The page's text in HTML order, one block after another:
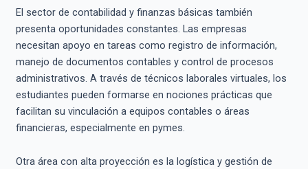
El sector de contabilidad y finanzas básicas también
presenta oportunidades constantes. Las empresas
necesitan apoyo en tareas como registro de información,
manejo de documentos contables y control de procesos
administrativos. A través de técnicos laborales virtuales, los
estudiantes pueden formarse en nociones prácticas que
facilitan su vinculación a equipos contables o áreas
financieras, especialmente en pymes.
Otra área con alta proyección es la logística y gestión de